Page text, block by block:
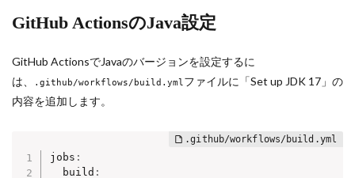
GitHub ActionsのJava設定
GitHub ActionsでJavaのバージョンを設定するに
は、
.github/workflows/build.ymlファイルに「Set up JDK 17」の
内容を追加します。
jobs :
  build
: